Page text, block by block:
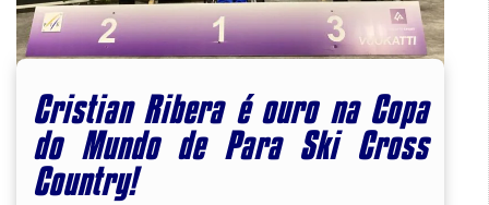
Cristian Ribera é ouro na Copa
do Mundo de Para Ski Cross
Country!